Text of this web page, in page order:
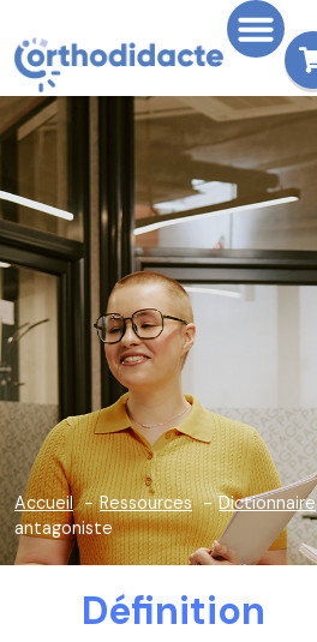
Accueil Ressources Dictionnaire
antagoniste
Définition